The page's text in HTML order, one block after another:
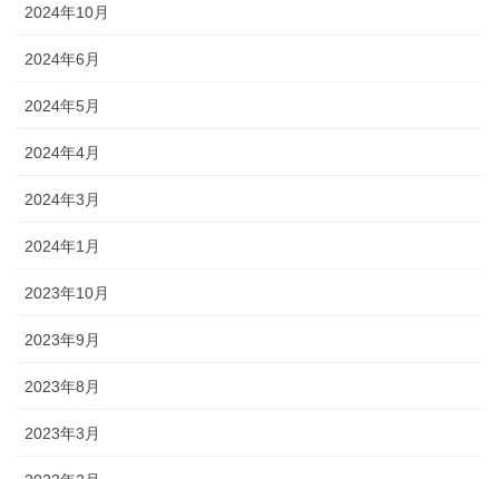
2024年10月
2024年6月
2024年5月
2024年4月
2024年3月
2024年1月
2023年10月
2023年9月
2023年8月
2023年3月